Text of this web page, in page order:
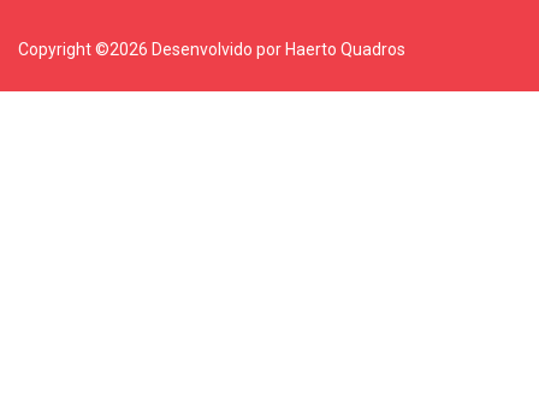
Copyright ©2026 Desenvolvido por Haerto Quadros